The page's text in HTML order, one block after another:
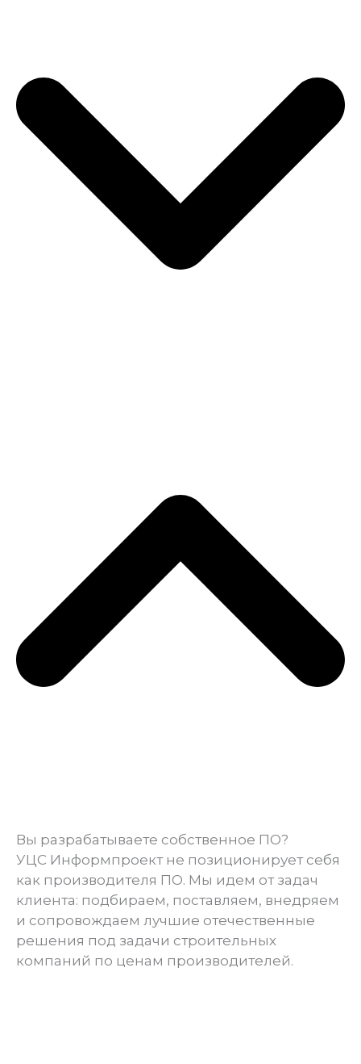
Вы разрабатываете собственное ПО?
УЦС Информпроект не позиционирует себя
как производителя ПО. Мы идем от задач
клиента: подбираем, поставляем, внедряем
и сопровождаем лучшие отечественные
решения под задачи строительных
компаний по ценам производителей.